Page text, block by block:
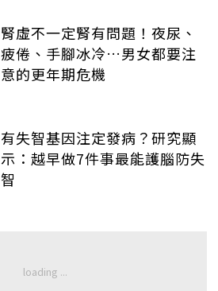
腎虛不一定腎有問題！夜尿、
疲倦、手腳冰冷…男女都要注
意的更年期危機
有失智基因注定發病？研究顯
示：越早做7件事最能護腦防失
智